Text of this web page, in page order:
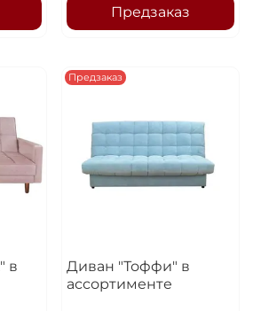
Предзаказ
в
Предзаказ
Диван "Тоффи" в
ассортименте